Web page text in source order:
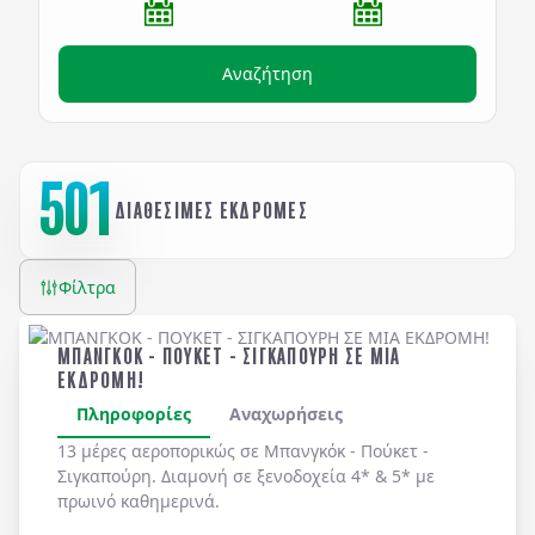
Αναζήτηση
501 ΔΙΑΘΕΣΙΜΕΣ ΕΚΔΡΟΜΕΣ
Φίλτρα
ΜΠΑΝΓΚΟΚ - ΠΟΥΚΕΤ - ΣΙΓΚΑΠΟΥΡΗ ΣΕ ΜΙΑ
ΕΚΔΡΟΜΗ!
Πληροφορίες
Αναχωρήσεις
13 μέρες αεροπορικώς σε Μπανγκόκ - Πούκετ -
Σιγκαπούρη. Διαμονή σε ξενοδοχεία 4* & 5* με
πρωινό καθημερινά.